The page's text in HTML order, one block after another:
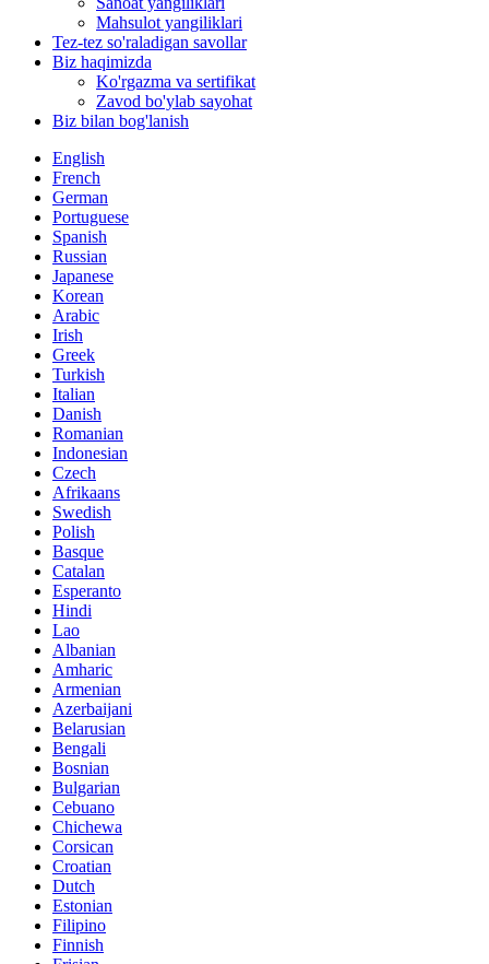
Mahsulot yangiliklari
Tez-tez so'raladigan savollar
Biz haqimizda
Ko'rgazma va sertifikat
Zavod bo'ylab sayohat
Biz bilan bog'lanish
English
French
German
Portuguese
Spanish
Russian
Japanese
Korean
Arabic
Irish
Greek
Turkish
Italian
Danish
Romanian
Indonesian
Czech
Afrikaans
Swedish
Polish
Basque
Catalan
Esperanto
Hindi
Lao
Albanian
Amharic
Armenian
Azerbaijani
Belarusian
Bengali
Bosnian
Bulgarian
Cebuano
Chichewa
Corsican
Croatian
Dutch
Estonian
Filipino
Finnish